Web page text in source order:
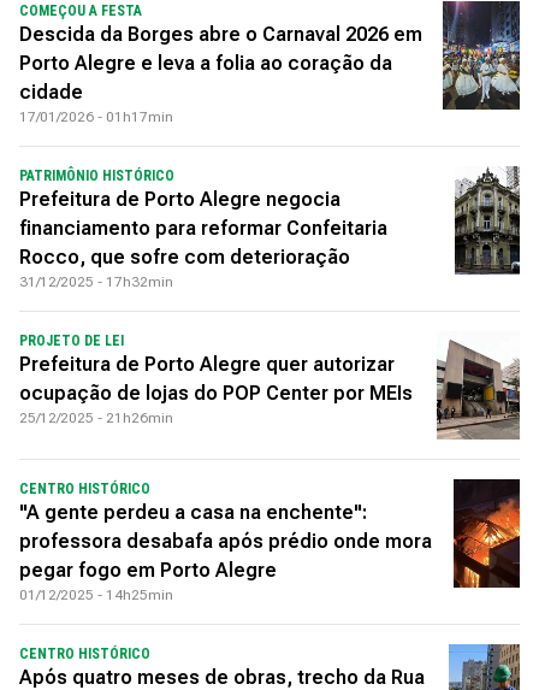
COMEÇOU A FESTA
Descida da Borges abre o Carnaval 2026 em
Porto Alegre e leva a folia ao coração da
cidade
17/01/2026 - 01h17min
PATRIMÔNIO HISTÓRICO
Prefeitura de Porto Alegre negocia
financiamento para reformar Confeitaria
Rocco, que sofre com deterioração
31/12/2025 - 17h32min
PROJETO DE LEI
Prefeitura de Porto Alegre quer autorizar
ocupação de lojas do POP Center por MEIs
25/12/2025 - 21h26min
CENTRO HISTÓRICO
"A gente perdeu a casa na enchente":
professora desabafa após prédio onde mora
pegar fogo em Porto Alegre
01/12/2025 - 14h25min
CENTRO HISTÓRICO
Após quatro meses de obras, trecho da Rua